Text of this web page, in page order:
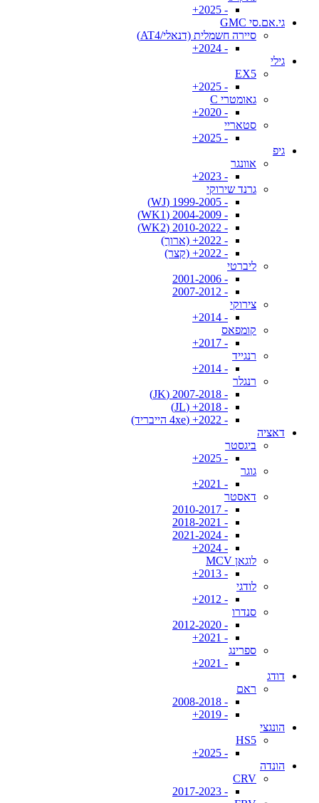
- 2025+
גי.אם.סי GMC
סיירה חשמלית (דנאלי/AT4)
- 2024+
גילי
EX5
- 2025+
גאומטרי C
- 2020+
סטאריי
- 2025+
גיפ
אוונגר
- 2023+
גרנד שירוקי
- 1999-2005 (WJ)
- 2004-2009 (WK1)
- 2010-2022 (WK2)
- 2022+ (ארוך)
- 2022+ (קצר)
ליברטי
- 2001-2006
- 2007-2012
צירוקי
- 2014+
קומפאס
- 2017+
רנגייד
- 2014+
רנגלר
- 2007-2018 (JK)
- 2018+ (JL)
- 2022+ (4xe הייבריד)
דאציה
ביגסטר
- 2025+
גוגר
- 2021+
דאסטר
- 2010-2017
- 2018-2021
- 2021-2024
- 2024+
לוגאן MCV
- 2013+
לודגי
- 2012+
סנדרו
- 2012-2020
- 2021+
ספרינג
- 2021+
דודג
ראם
- 2008-2018
- 2019+
הונגצי
HS5
- 2025+
הונדה
CRV
- 2017-2023